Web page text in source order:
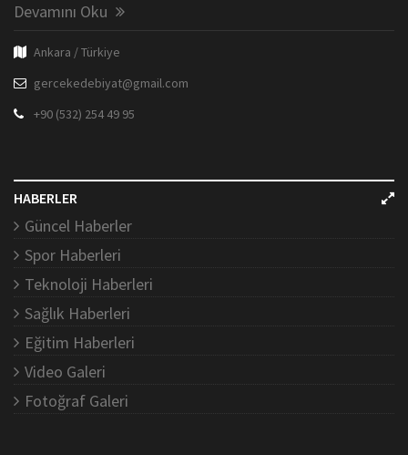
Devamını Oku
Ankara / Türkiye
gercekedebiyat@gmail.com
+90 (532) 254 49 95
HABERLER
Güncel Haberler
Spor Haberleri
Teknoloji Haberleri
Sağlık Haberleri
Eğitim Haberleri
Video Galeri
Fotoğraf Galeri